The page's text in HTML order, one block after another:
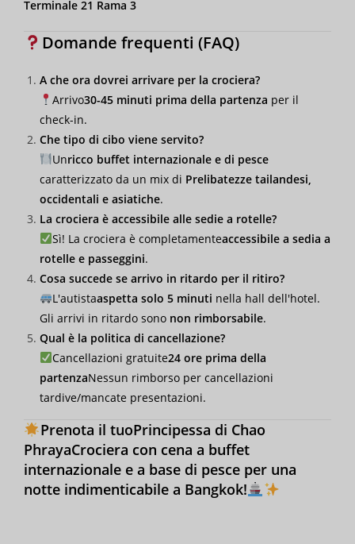
Terminale 21 Rama 3
Domande frequenti (FAQ)
A che ora dovrei arrivare per la crociera?
Arrivo30-45 minuti prima della partenza per il
check-in.
Che tipo di cibo viene servito?
Unricco buffet internazionale e di pesce
caratterizzato da un mix di Prelibatezze tailandesi,
occidentali e asiatiche.
La crociera è accessibile alle sedie a rotelle?
Sì! La crociera è completamenteaccessibile a sedia a
rotelle e passeggini.
Cosa succede se arrivo in ritardo per il ritiro?
L'autistaaspetta solo 5 minuti nella hall dell'hotel.
Gli arrivi in ritardo sono non rimborsabile.
Qual è la politica di cancellazione?
Cancellazioni gratuite24 ore prima della
partenzaNessun rimborso per cancellazioni
tardive/mancate presentazioni.
Prenota il tuoPrincipessa di Chao
PhrayaCrociera con cena a buffet
internazionale e a base di pesce per una
notte indimenticabile a Bangkok!